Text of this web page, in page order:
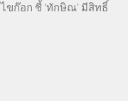
ไขก๊อก ชี้ ‘ทักษิณ’ มีสิทธิ์